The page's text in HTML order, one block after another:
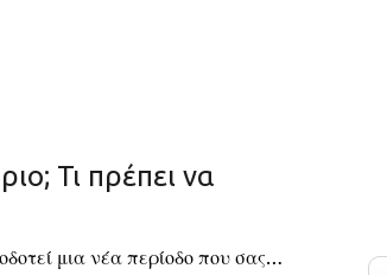
Τι πρέπει να
μια νέα περίοδο που σας…